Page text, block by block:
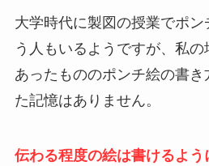
大学時代に製図の授業でポ
う人もいるようですが、私
あったもののポンチ絵の書
た記憶はありません。
伝わる程度の絵は書けるよう